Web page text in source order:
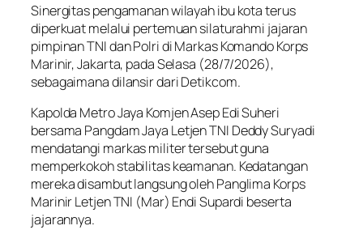
Sinergitas pengamanan wilayah ibu kota terus
diperkuat melalui pertemuan silaturahmi jajaran
pimpinan TNI dan Polri di Markas Komando Korps
Marinir, Jakarta, pada Selasa (28/7/2026),
sebagaimana dilansir dari Detikcom.
Kapolda Metro Jaya Komjen Asep Edi Suheri
bersama Pangdam Jaya Letjen TNI Deddy Suryadi
mendatangi markas militer tersebut guna
memperkokoh stabilitas keamanan. Kedatangan
mereka disambut langsung oleh Panglima Korps
Marinir Letjen TNI (Mar) Endi Supardi beserta
jajarannya.